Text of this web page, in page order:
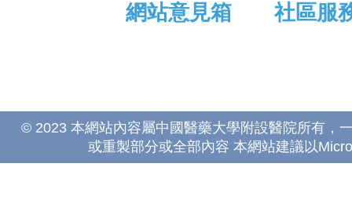
網站意見箱 社區服
© 2023 本網站內容屬中國醫藥大學附設醫院所有，
或重製部分或全部內容 本網站建議以